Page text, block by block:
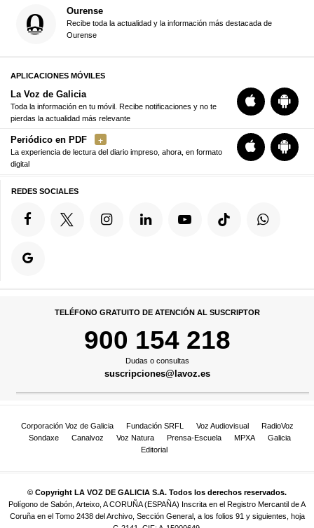
Ourense
Recibe toda la actualidad y la información más destacada de
Ourense
APLICACIONES MÓVILES
La Voz de Galicia
Toda la información en tu móvil. Recibe notificaciones y no te
pierdas la actualidad más relevante
Periódico en PDF
La experiencia de lectura del diario impreso, ahora, en formato
digital
REDES SOCIALES
TELÉFONO GRATUITO DE ATENCIÓN AL SUSCRIPTOR
900 154 218
Dudas o consultas
suscripciones@lavoz.es
Corporación Voz de Galicia Fundación SRFL Voz Audiovisual
RadioVoz
Sondaxe
Canalvoz Voz Natura Prensa-Escuela MPXA
Galicia
Editorial
© Copyright LA VOZ DE GALICIA S.A. Todos los derechos reservados.
Polígono de Sabón, Arteixo, A CORUÑA (ESPAÑA) Inscrita en el Registro Mercantil de A
Coruña en el Tomo 2438 del Archivo, Sección General, a los folios 91 y siguientes, hoja